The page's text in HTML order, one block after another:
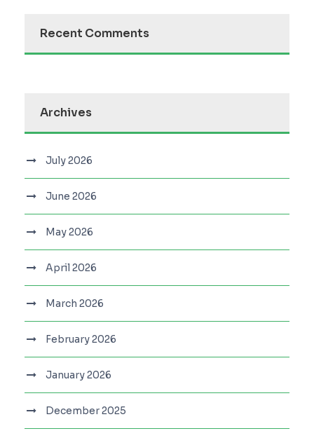
Recent Comments
Archives
July 2026
June 2026
May 2026
April 2026
March 2026
February 2026
January 2026
December 2025